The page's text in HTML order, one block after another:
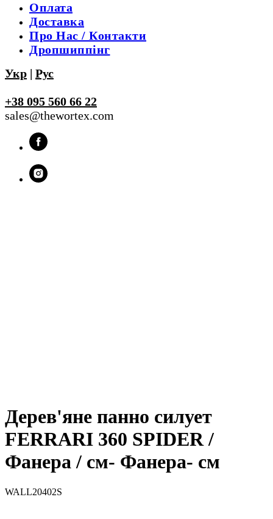
Оплата
Доставка
Про Нас / Контакти
Дропшиппінг
Укр | Рус
+38 095 560 66 22
sales@thewortex.com
Дерев'яне панно силует
FERRARI 360 SPIDER /
Фанера / см- Фанера- см
WALL20402S